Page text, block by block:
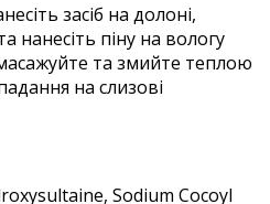
засіб на долоні,
нанесіть піну на вологу
та змийте теплою
на слизові
Sodium Cocoyl